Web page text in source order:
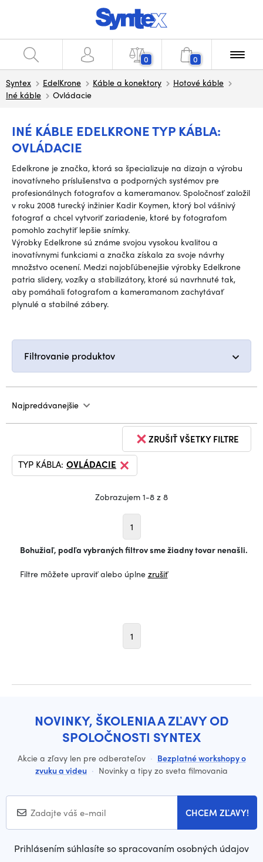
0 0
Syntex EdelKrone Káble a konektory
Hotové káble
Iné káble
Ovládacie
INÉ KÁBLE EDELKRONE TYP KÁBLA:
OVLÁDACIE
Edelkrone je značka, ktorá sa špecializuje na dizajn a výrobu
inovatívneho príslušenstva a podporných systémov pre
profesionálnych fotografov a kameramanov. Spoločnosť založil
v roku 2008 turecký inžinier Kadir Koymen, ktorý bol vášnivý
fotograf a chcel vytvoriť zariadenie, ktoré by fotografom
pomohlo zachytiť lepšie snímky.
Výrobky Edelkrone sú známe svojou vysokou kvalitou a
inovatívnymi funkciami a značka získala za svoje návrhy
množstvo ocenení. Medzi najobľúbenejšie výrobky Edelkrone
patria slidery, vozíky a stabilizátory, ktoré sú navrhnuté tak,
aby pomáhali fotografom a kameramanom zachytávať
plynulé a stabilné zábery.
Filtrovanie produktov
Najpredávanejšie
ZRUŠIŤ VŠETKY FILTRE
TYP KÁBLA: OVLÁDACIE
Zobrazujem 1-8 z 8
1
Bohužiaľ, podľa vybraných filtrov sme žiadny tovar nenašli.
Filtre môžete upraviť alebo úplne zrušiť
1
NOVINKY, ŠKOLENIA A ZĽAVY OD
SPOLOČNOSTI SYNTEX
Akcie a zľavy len pre odberateľov · Bezplatné workshopy o
zvuku a videu · Novinky a tipy zo sveta filmovania
CHCEM ZĽAVY!
Prihlásením súhlasíte so spracovaním osobných údajov